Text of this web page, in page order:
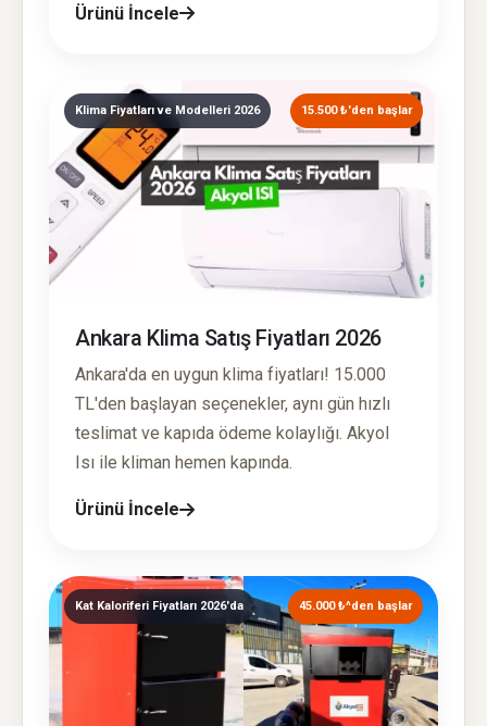
Ürünü İncele
Klima Fiyatları ve Modelleri 2026 15.500 ₺'den başlar
Ankara Klima Satış Fiyatları 2026
Ankara'da en uygun klima fiyatları! 15.000
TL'den başlayan seçenekler, aynı gün hızlı
teslimat ve kapıda ödeme kolaylığı. Akyol
Isı ile kliman hemen kapında.
Ürünü İncele
Kat Kaloriferi Fiyatları 2026'da 45.000 ₺^den başlar